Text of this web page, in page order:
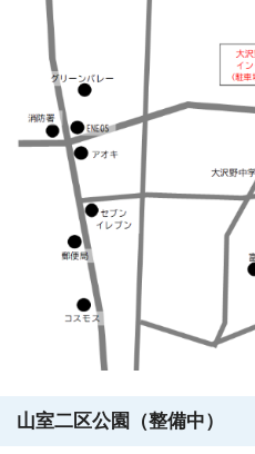
山室二区公園（整備中）